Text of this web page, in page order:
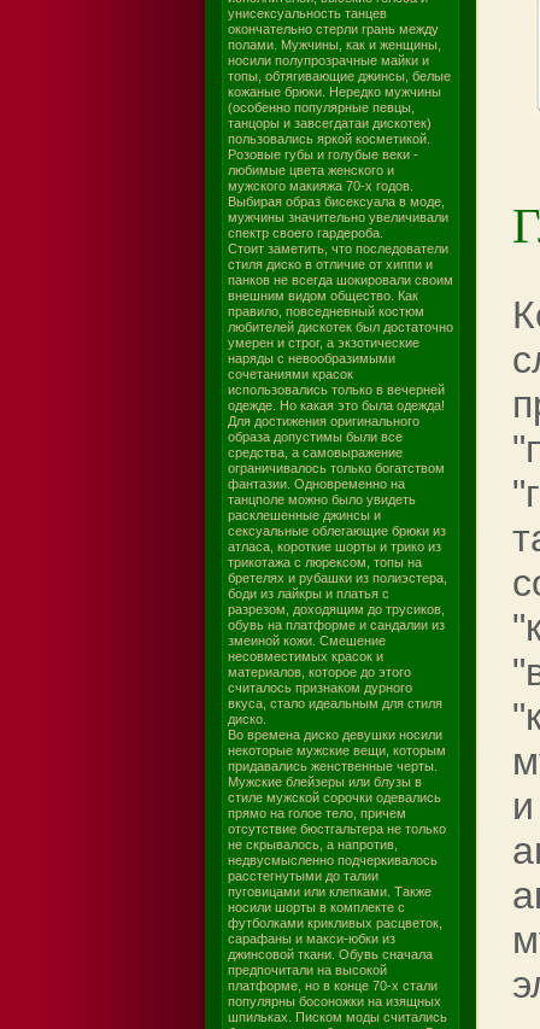
унисексуальность танцев
окончательно стерли грань между
полами. Мужчины, как и женщины,
носили полупрозрачные майки и
топы, обтягивающие джинсы, белые
кожаные брюки. Нередко мужчины
(особенно популярные певцы,
танцоры и завсегдатаи дискотек)
пользовались яркой косметикой.
Розовые губы и голубые веки -
любимые цвета женского и
мужского макияжа 70-х годов.
Выбирая образ бисексуала в моде,
мужчины значительно увеличивали
спектр своего гардероба.
Стоит заметить, что последователи
стиля диско в отличие от хиппи и
панков не всегда шокировали своим
внешним видом общество. Как
правило, повседневный костюм
любителей дискотек был достаточно
умерен и строг, а экзотические
наряды с невообразимыми
сочетаниями красок
использовались только в вечерней
одежде. Но какая это была одежда!
Для достижения оригинального
образа допустимы были все
средства, а самовыражение
ограничивалось только богатством
фантазии. Одновременно на
танцполе можно было увидеть
расклешенные джинсы и
сексуальные облегающие брюки из
атласа, короткие шорты и трико из
трикотажа с люрексом, топы на
бретелях и рубашки из полиэстера,
боди из лайкры и платья с
разрезом, доходящим до трусиков,
обувь на платформе и сандалии из
змеиной кожи. Смешение
несовместимых красок и
материалов, которое до этого
считалось признаком дурного
вкуса, стало идеальным для стиля
диско.
Во времена диско девушки носили
некоторые мужские вещи, которым
придавались женственные черты.
Мужские блейзеры или блузы в
стиле мужской сорочки одевались
прямо на голое тело, причем
отсутствие бюстгальтера не только
не скрывалось, а напротив,
недвусмысленно подчеркивалось
расстегнутыми до талии
пуговицами или клепками. Также
носили шорты в комплекте с
футболками крикливых расцветок,
сарафаны и макси-юбки из
джинсовой ткани. Обувь сначала
предпочитали на высокой
платформе, но в конце 70-х стали
популярны босоножки на изящных
шпильках. Писком моды считались